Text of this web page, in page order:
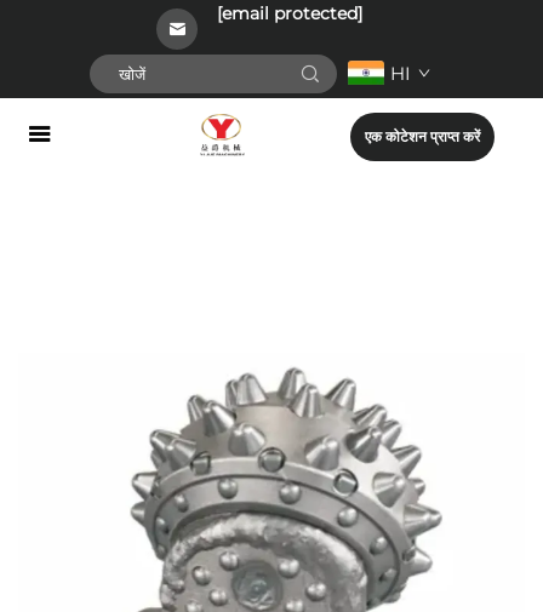
[email protected]
HI
एक कोटेशन प्राप्त करें